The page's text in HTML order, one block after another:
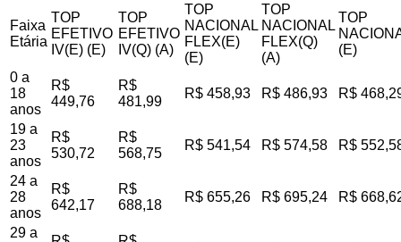
Faixa
Etária
TOP
EFETIVO
IV(E) (E)
TOP
EFETIVO
IV(Q) (A)
TOP
NACIONAL
FLEX(E)
(E)
TOP
NACIONAL
FLEX(Q)
(A)
TOP
(E)
0 a
18
anos
R$
449,76
R$
481,99
R$ 458,93 R$ 486,93 R$
19 a
23
anos
R$
530,72
R$
568,75
R$ 541,54 R$ 574,58 R$
24 a
28
anos
R$
642,17
R$
688,18
R$ 655,26 R$ 695,24 R$
29 a